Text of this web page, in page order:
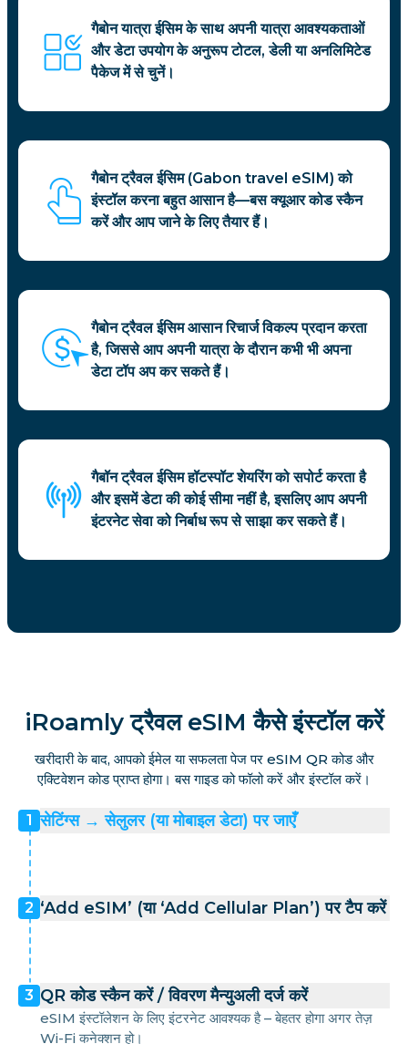
गैबोन यात्रा ईसिम के साथ अपनी यात्रा आवश्यकताओं
और डेटा उपयोग के अनुरूप टोटल, डेली या अनलिमिटेड
पैकेज में से चुनें।
गैबोन ट्रैवल ईसिम (Gabon travel eSIM) को
इंस्टॉल करना बहुत आसान है—बस क्यूआर कोड स्कैन
करें और आप जाने के लिए तैयार हैं।
गैबोन ट्रैवल ईसिम आसान रिचार्ज विकल्प प्रदान करता
है, जिससे आप अपनी यात्रा के दौरान कभी भी अपना
डेटा टॉप अप कर सकते हैं।
गैबॉन ट्रैवल ईसिम हॉटस्पॉट शेयरिंग को सपोर्ट करता है
और इसमें डेटा की कोई सीमा नहीं है, इसलिए आप अपनी
इंटरनेट सेवा को निर्बाध रूप से साझा कर सकते हैं।
iRoamly ट्रैवल eSIM कैसे इंस्टॉल करें
खरीदारी के बाद, आपको ईमेल या सफलता पेज पर eSIM QR कोड और
एक्टिवेशन कोड प्राप्त होगा। बस गाइड को फॉलो करें और इंस्टॉल करें।
1 सेटिंग्स → सेलुलर (या मोबाइल डेटा) पर जाएँ
2 ‘Add eSIM’ (या ‘Add Cellular Plan’) पर टैप करें
3 QR कोड स्कैन करें / विवरण मैन्युअली दर्ज करें
eSIM इंस्टॉलेशन के लिए इंटरनेट आवश्यक है – बेहतर होगा अगर तेज़
Wi-Fi कनेक्शन हो।